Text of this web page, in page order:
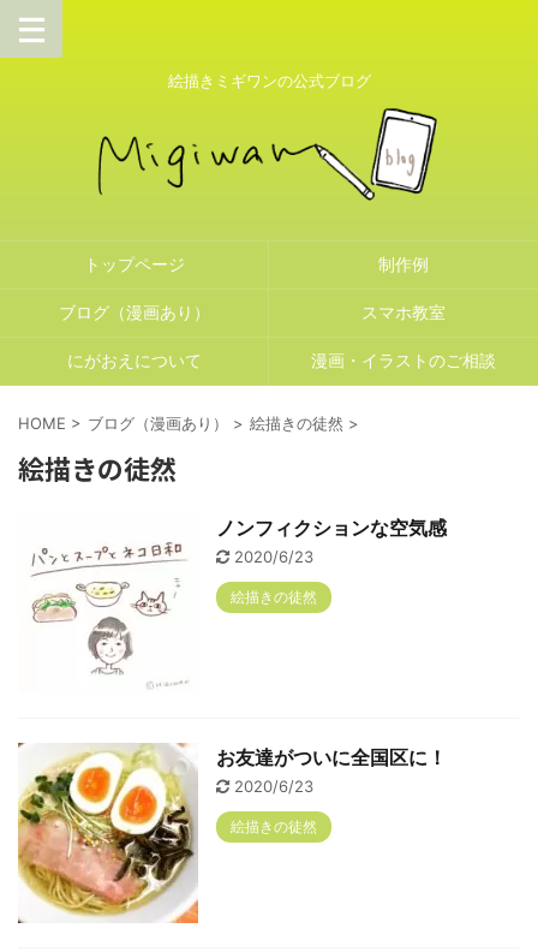
絵描きミギワンの公式ブログ
トップページ 制作例
ブログ（漫画あり） スマホ教室
にがおえについて 漫画・イラストのご相談
HOME > ブログ（漫画あり） > 絵描きの徒然 >
絵描きの徒然
ノンフィクションな空気感
2020/6/23
絵描きの徒然
お友達がついに全国区に！
2020/6/23
絵描きの徒然